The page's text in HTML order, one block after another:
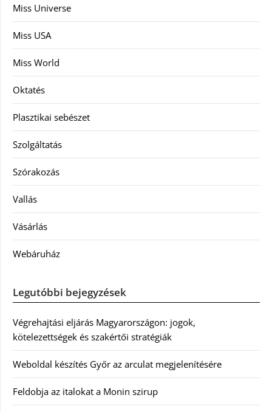
Miss Universe
Miss USA
Miss World
Oktatés
Plasztikai sebészet
Szolgáltatás
Szórakozás
Vallás
Vásárlás
Webáruház
Legutóbbi bejegyzések
Végrehajtási eljárás Magyarországon: jogok,
kötelezettségek és szakértői stratégiák
Weboldal készítés Győr az arculat megjelenítésére
Feldobja az italokat a Monin szirup